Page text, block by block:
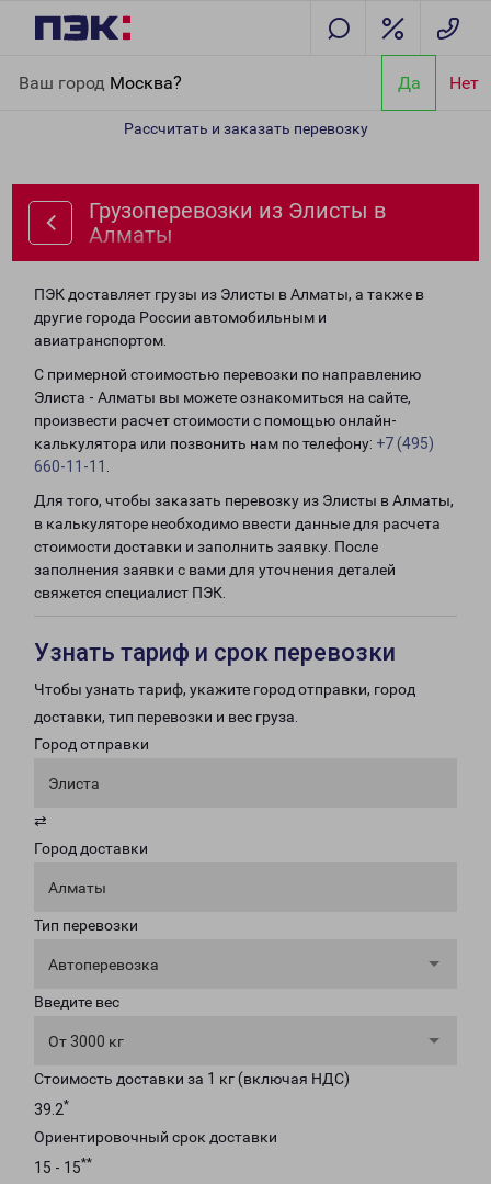
Ваш город Москва? Да Нет
Рассчитать и заказать перевозку
Грузоперевозки из Элисты в
Алматы
ПЭК доставляет грузы из Элисты в Алматы, а также в
другие города России автомобильным и
авиатранспортом.
С примерной стоимостью перевозки по направлению
Элиста - Алматы вы можете ознакомиться на сайте,
произвести расчет стоимости с помощью онлайн-
калькулятора или позвонить нам по телефону: +7 (495)
660-11-11
Для того, чтобы заказать перевозку из Элисты в Алматы,
в калькуляторе необходимо ввести данные для расчета
стоимости доставки и заполнить заявку. После
заполнения заявки с вами для уточнения деталей
свяжется специалист ПЭК.
Узнать тариф и срок перевозки
Чтобы узнать тариф, укажите город отправки, город
доставки, тип перевозки и вес груза.
Город отправки
Элиста
⇄
Город доставки
Алматы
Тип перевозки
Автоперевозка
Введите вес
От 3000 кг
Стоимость доставки за 1 кг (включая НДС)
39.2*
Ориентировочный срок доставки
15 - 15**